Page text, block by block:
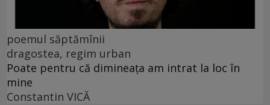
poemul săptămînii
dragostea, regim urban
Poate pentru că dimineața am intrat la loc în
mine
Constantin VICĂ